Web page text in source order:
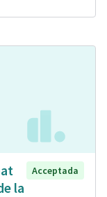
la
Acceptada